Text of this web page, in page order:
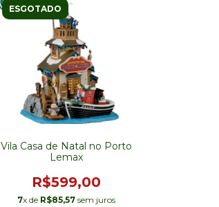
ESGOTADO
Vila Casa de Natal no Porto
Lemax
R$599,00
7x de R$85,57 sem juros